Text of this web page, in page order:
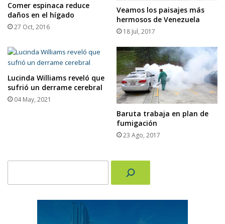
Comer espinaca reduce
daños en el hígado
27 Oct, 2016
Veamos los paisajes más
hermosos de Venezuela
18 Jul, 2017
Lucinda Williams reveló que
sufrió un derrame cerebral
04 May, 2021
Baruta trabaja en plan de
fumigación
23 Ago, 2017